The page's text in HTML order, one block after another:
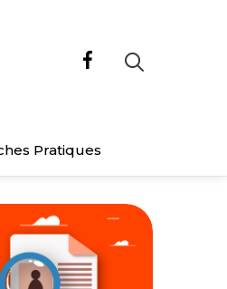
Pratiques